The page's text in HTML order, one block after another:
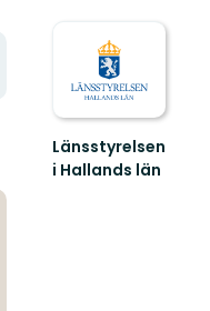
Länsstyrelsen
i Hallands län